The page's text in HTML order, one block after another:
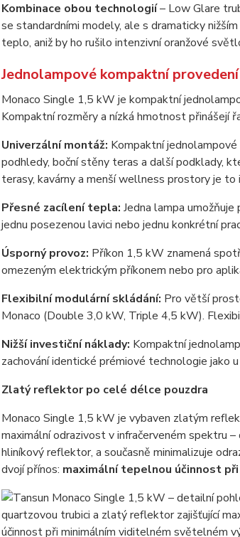
Kombinace obou technologií– Low Glare
se standardními modely, ale s dramaticky
teplo, aniž by ho rušilo intenzivní oranžové
Jednolampové kompaktní
Monaco Single 1,5 kW je kompaktní
Kompaktní rozměry a nízká hmotnost přinášejí
Univerzální montáž: Kompaktní
podhledy, boční stěny teras a další podklady,
terasy, kavárny a menší wellness prostory je to
Přesné zacílení tepla: Jedna lampa
jednu posezenou lavici nebo jednu konkrétní
Úsporný provoz: Příkon 1,5 kW znamená
omezeným elektrickým příkonem nebo pro
Flexibilní modulární skládání: Pro větší
Monaco (Double 3,0 kW, Triple 4,5 kW).
Nižší investiční náklady: Kompaktní
zachování identické prémiové technologie jako
Zlatý reflektor po celé délce pouzdra
Monaco Single 1,5 kW je vybaven zlatým
maximální odrazivost v infračerveném spektru
hliníkový reflektor, a současně minimalizuje
dvojí přínos: maximální tepelnou účinnost